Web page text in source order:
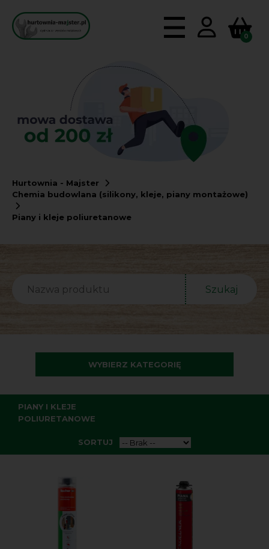
0
Hurtownia - Majster
Chemia budowlana (silikony, kleje, piany montażowe)
Piany i kleje poliuretanowe
WYBIERZ KATEGORIĘ
Szukaj
PIANY I KLEJE
POLIURETANOWE
SORTUJ